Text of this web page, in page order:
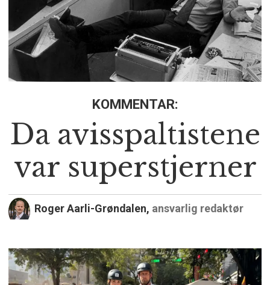
KOMMENTAR:
Da avisspaltistene
var superstjerner
Roger Aarli-Grøndalen, ansvarlig redaktør